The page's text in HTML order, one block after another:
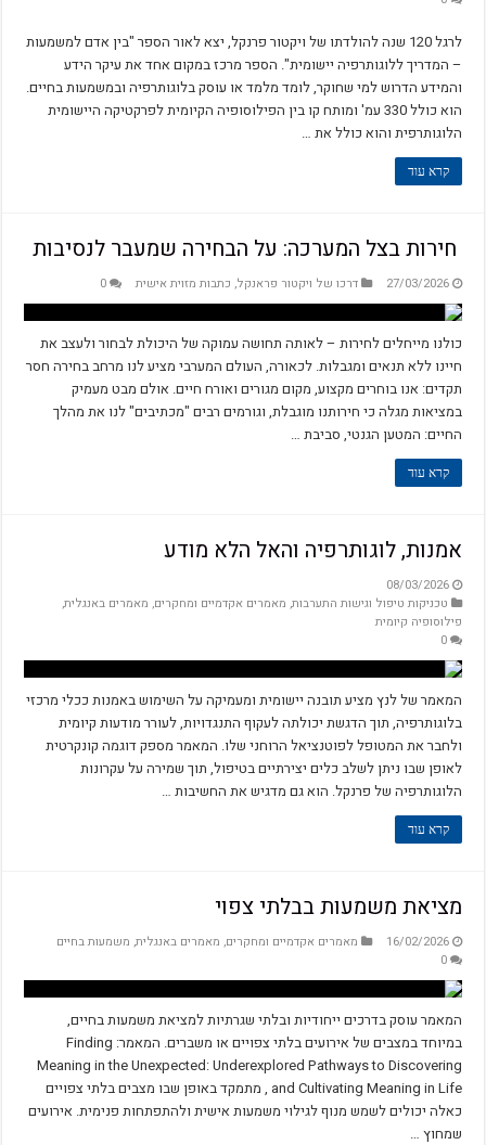
לרגל 120 שנה להולדתו של ויקטור פרנקל, יצא לאור הספר "בין אדם למשמעות
– המדריך ללוגותרפיה יישומית". הספר מרכז במקום אחד את עיקר הידע
והמידע הדרוש למי שחוקר, לומד מלמד או עוסק בלוגותרפיה ובמשמעות בחיים.
הוא כולל 330 עמ' ומותח קו בין הפילוסופיה הקיומית לפרקטיקה היישומית
הלוגותרפית והוא כולל את …
קרא עוד
‫ חירות בצל המערכה: על הבחירה שמעבר לנסיבות
27/03/2026 דרכו של ויקטור פראנקל, כתבות מזוית אישית 0
כולנו מייחלים לחירות – לאותה תחושה עמוקה של היכולת לבחור ולעצב את
חיינו ללא תנאים ומגבלות. לכאורה, העולם המערבי מציע לנו מרחב בחירה חסר
תקדים: אנו בוחרים מקצוע, מקום מגורים ואורח חיים. אולם מבט מעמיק
במציאות מגלה כי חירותנו מוגבלת, וגורמים רבים "מכתיבים" לנו את מהלך
החיים: המטען הגנטי, סביבת …
קרא עוד
אמנות, לוגותרפיה והאל הלא מודע
08/03/2026
טכניקות טיפול וגישות התערבות, מאמרים אקדמיים ומחקרים, מאמרים באנגלית,
פילוסופיה קיומית
0
המאמר של לנץ מציע תובנה יישומית ומעמיקה על השימוש באמנות ככלי מרכזי
בלוגותרפיה, תוך הדגשת יכולתה לעקוף התנגדויות, לעורר מודעות קיומית
ולחבר את המטופל לפוטנציאל הרוחני שלו. המאמר מספק דוגמה קונקרטית
לאופן שבו ניתן לשלב כלים יצירתיים בטיפול, תוך שמירה על עקרונות
הלוגותרפיה של פרנקל. הוא גם מדגיש את החשיבות …
קרא עוד
מציאת משמעות בבלתי צפוי
16/02/2026 מאמרים אקדמיים ומחקרים, מאמרים באנגלית, משמעות בחיים
0
המאמר עוסק בדרכים ייחודיות ובלתי שגרתיות למציאת משמעות בחיים,
במיוחד במצבים של אירועים בלתי צפויים או משברים. המאמר: Finding
Meaning in the Unexpected: Underexplored Pathways to Discovering
and Cultivating Meaning in Life , מתמקד באופן שבו מצבים בלתי צפויים
כאלה יכולים לשמש מנוף לגילוי משמעות אישית ולהתפתחות פנימית. אירועים
שמחוץ …